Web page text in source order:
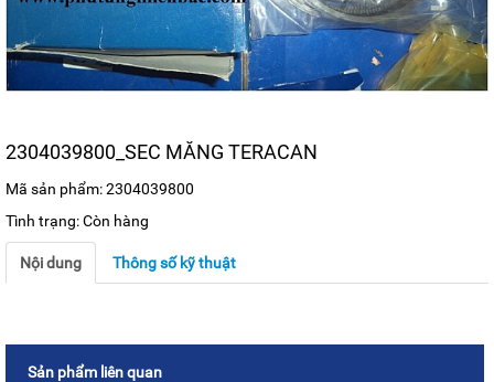
2304039800_SEC MĂNG TERACAN
Mã sản phẩm: 2304039800
Tình trạng: Còn hàng
Nội dung Thông số kỹ thuật
Sản phẩm liên quan